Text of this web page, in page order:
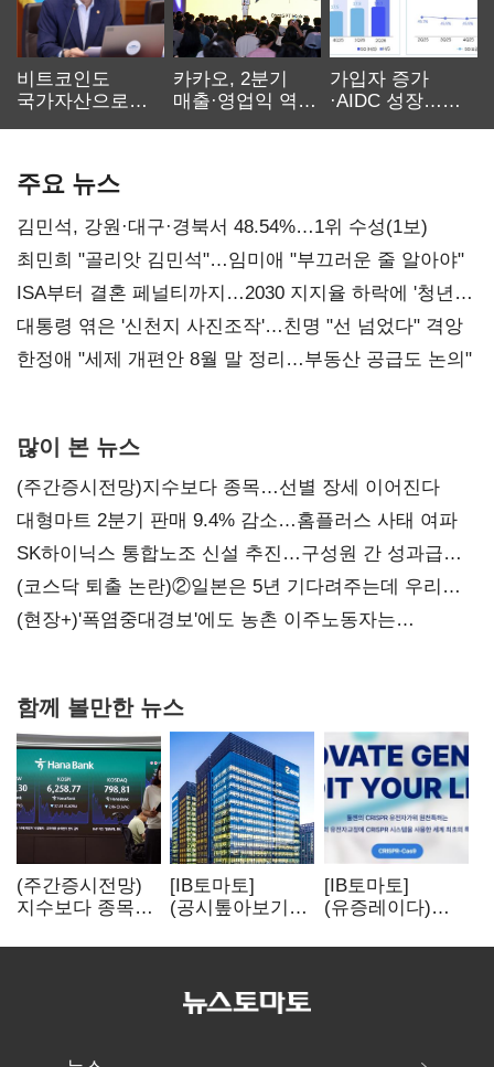
비트코인도
국가자산으로…'
카카오, 2분기
매출·영업익 역대
가입자 증가
·AIDC 성장…
주요 뉴스
김민석, 강원·대구·경북서 48.54%…1위 수성(1보)
최민희 "골리앗 김민석"…임미애 "부끄러운 줄 알아야"
ISA부터 결혼 페널티까지…2030 지지율 하락에 '청년
챙기기'
대통령 엮은 '신천지 사진조작'…친명 "선 넘었다" 격앙
한정애 "세제 개편안 8월 말 정리…부동산 공급도 논의"
많이 본 뉴스
(주간증시전망)지수보다 종목…선별 장세 이어진다
대형마트 2분기 판매 9.4% 감소…홈플러스 사태 여파
SK하이닉스 통합노조 신설 추진…구성원 간 성과급
불만 확산
(코스닥 퇴출 논란)②일본은 5년 기다려주는데 우리는
당장 퇴출?…시간만으론 부족한 코스닥 구하기
(현장+)'폭염중대경보'에도 농촌 이주노동자는
함께 볼만한 뉴스
(주간증시전망)
지수보다 종목…
이어진다
[IB토마토]
(공시톺아보기)
바로 매출로
[IB토마토]
(유증레이다)
3분의 1 토막…